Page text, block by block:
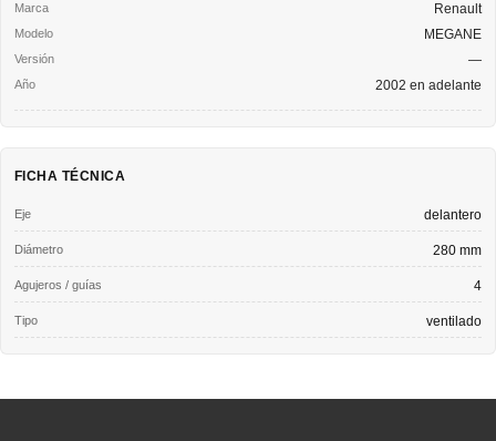
Renault
MEGANE
—
2002 en adelante
FICHA TÉCNICA
Eje delantero
Diámetro 280 mm
Agujeros / guías 4
Tipo ventilado